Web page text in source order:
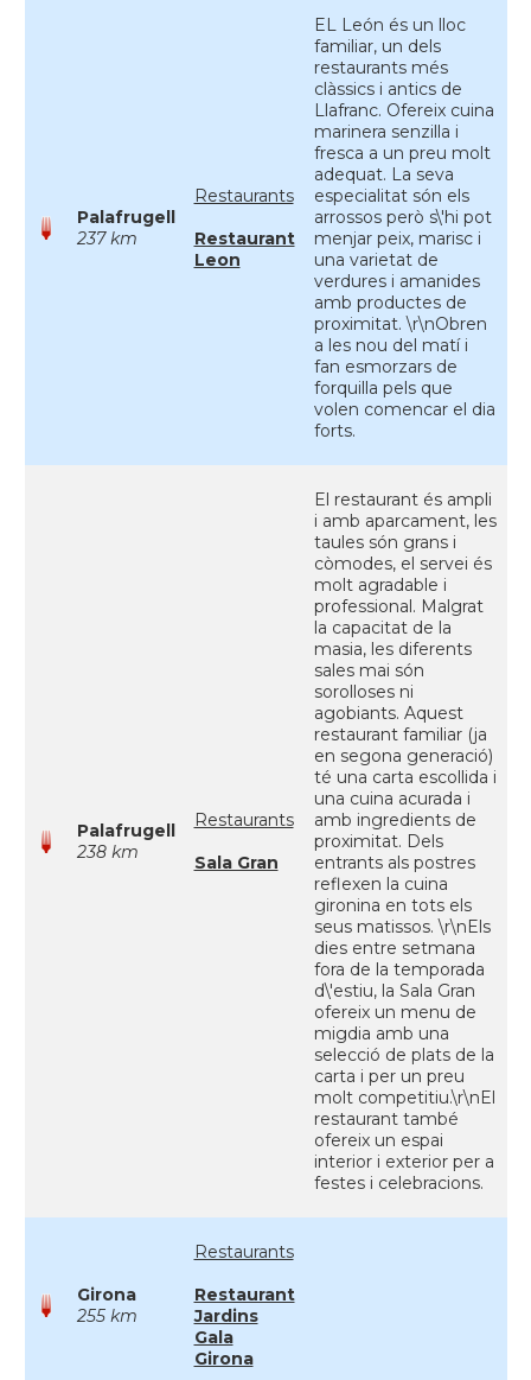
Palafrugell
237 km
Restaurants
Restaurant
Leon
EL León és un lloc
familiar, un dels
restaurants més
clàssics i antics de
Llafranc. Ofereix cuina
marinera senzilla i
fresca a un preu molt
adequat. La seva
especialitat són els
arrossos però s\'hi pot
menjar peix, marisc i
una varietat de
verdures i amanides
amb productes de
proximitat. \r\nObren
a les nou del matí i
fan esmorzars de
forquilla pels que
volen comencar el dia
forts.
Palafrugell
238 km
Restaurants
Sala Gran
El restaurant és ampli
i amb aparcament, les
taules són grans i
còmodes, el servei és
molt agradable i
professional. Malgrat
la capacitat de la
masia, les diferents
sales mai són
sorolloses ni
agobiants. Aquest
restaurant familiar (ja
en segona generació)
té una carta escollida i
una cuina acurada i
amb ingredients de
proximitat. Dels
entrants als postres
reflexen la cuina
gironina en tots els
seus matissos. \r\nEls
dies entre setmana
fora de la temporada
d\'estiu, la Sala Gran
ofereix un menu de
migdia amb una
selecció de plats de la
carta i per un preu
molt competitiu.\r\nEl
restaurant també
ofereix un espai
interior i exterior per a
festes i celebracions.
Girona
255 km
Restaurants
Restaurant
Jardins
Gala
Girona